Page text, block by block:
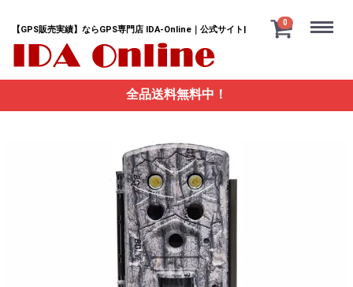
【GPS販売実績】ならGPS専門店 IDA-Online｜公式サイト|
0
全品送料無料中！